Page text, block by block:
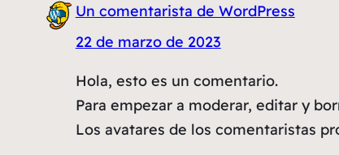
Un comentarista de WordPress
22 de marzo de 2023
Hola, esto es un comentario.
Para empezar a moderar, editar y
Los avatares de los comentaristas